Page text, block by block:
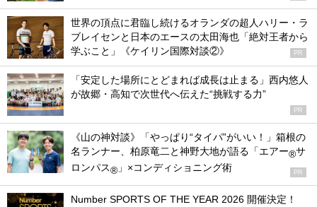
世界の頂点に君臨し続けるオランダの超人ハリー・ラ
ブレイセンと日本のエースの太田海也「絶対王者から
学ぶこと」《ケイリン国際対談②》
PR
「安定した場所にとどまれば成長は止まる」西内悠人
が故郷・高知で次世代へ伝えた“挑戦する力”
PR
《山の神対談》「やっぱり“タイパ”がいい！」箱根の
名ランナー、柏原竜二と神野大地が語る「エアー®サ
ロンパス® 」×コンディショニング術 PR
Number SPORTS OF THE YEAR 2026 開催決定！